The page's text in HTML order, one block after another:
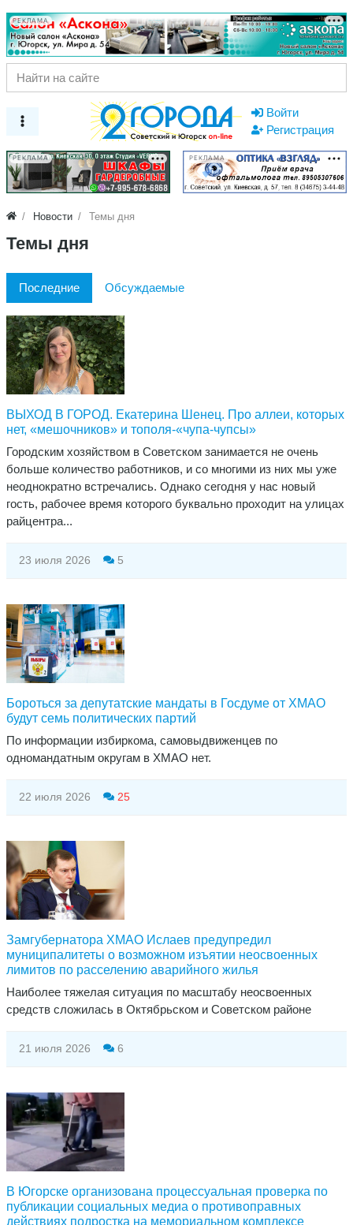
РЕКЛАМА
Войти
Регистрация
РЕКЛАМА РЕКЛАМА
Новости Темы дня
Темы дня
Последние Обсуждаемые
ВЫХОД В ГОРОД. Екатерина Шенец. Про аллеи, которых
нет, «мешочников» и тополя-«чупа-чупсы»
Городским хозяйством в Советском занимается не очень
больше количество работников, и со многими из них мы уже
неоднократно встречались. Однако сегодня у нас новый
гость, рабочее время которого буквально проходит на улицах
райцентра...
23 июля 2026 5
Бороться за депутатские мандаты в Госдуме от ХМАО
будут семь политических партий
По информации избиркома, самовыдвиженцев по
одномандатным округам в ХМАО нет.
22 июля 2026 25
Замгубернатора ХМАО Ислаев предупредил
муниципалитеты о возможном изъятии неосвоенных
лимитов по расселению аварийного жилья
Наиболее тяжелая ситуация по масштабу неосвоенных
средств сложилась в Октябрьском и Советском районе
21 июля 2026 6
В Югорске организована процессуальная проверка по
публикации социальных медиа о противоправных
действиях подростка на мемориальном комплексе